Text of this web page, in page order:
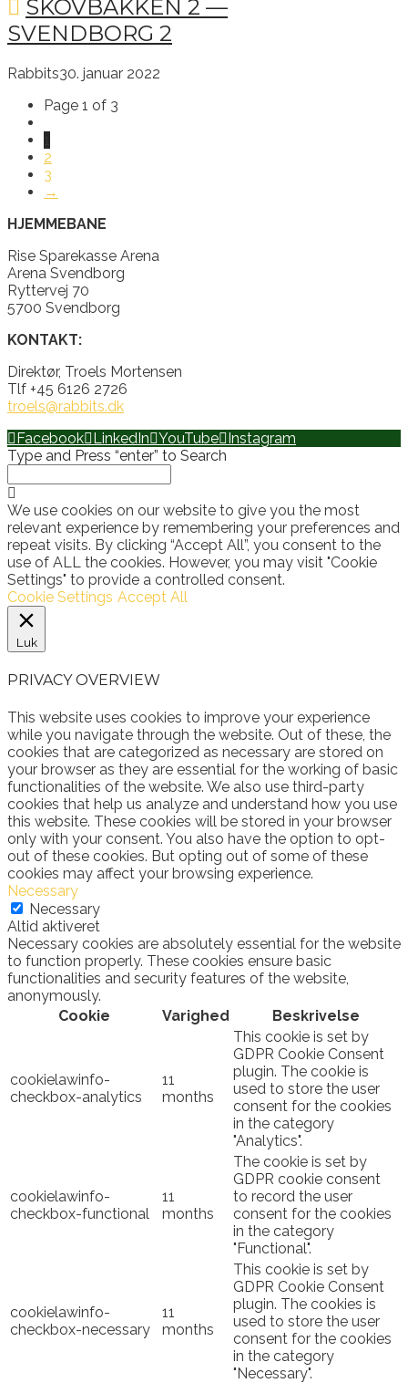
SKOVBAKKEN 2 —
SVENDBORG 2
Rabbits30. januar 2022
Page 1 of 3
2
3
→
HJEMMEBANE
Rise Sparekasse Arena
Arena Svendborg
Ryttervej 70
5700 Svendborg
KONTAKT:
Direktør, Troels Mortensen
Tlf +45 6126 2726
troels@rabbits.dk
Facebook
LinkedIn YouTube
Instagram
Type and Press “enter” to Search
We use cookies on our website to give you the most
relevant experience by remembering your preferences and
repeat visits. By clicking “Accept All”, you consent to the
use of ALL the cookies. However, you may visit "Cookie
Settings" to provide a controlled consent.
Cookie Settings Accept All
Luk
PRIVACY OVERVIEW
This website uses cookies to improve your experience
while you navigate through the website. Out of these, the
cookies that are categorized as necessary are stored on
your browser as they are essential for the working of basic
functionalities of the website. We also use third-party
cookies that help us analyze and understand how you use
this website. These cookies will be stored in your browser
only with your consent. You also have the option to opt-
out of these cookies. But opting out of some of these
cookies may affect your browsing experience.
Necessary
Necessary
Altid aktiveret
Necessary cookies are absolutely essential for the website
to function properly. These cookies ensure basic
functionalities and security features of the website,
anonymously.
Cookie
Varighed Beskrivelse
cookielawinfo-
checkbox-analytics
11
months
This cookie is set by
GDPR Cookie Consent
plugin. The cookie is
used to store the user
consent for the cookies
in the category
"Analytics".
cookielawinfo-
checkbox-functional
11
months
The cookie is set by
GDPR cookie consent
to record the user
consent for the cookies
in the category
"Functional".
cookielawinfo-
checkbox-necessary
11
months
This cookie is set by
GDPR Cookie Consent
plugin. The cookies is
used to store the user
consent for the cookies
in the category
"Necessary".